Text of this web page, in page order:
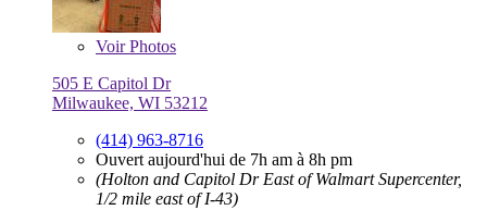
VoirPhotos
505 E Capitol Dr
Milwaukee, WI 53212
(414) 963-8716
Ouvert aujourd'hui de 7h am à 8h pm
(Holton and Capitol Dr East of Walmart Supercenter,
1/2 mile east of I-43)